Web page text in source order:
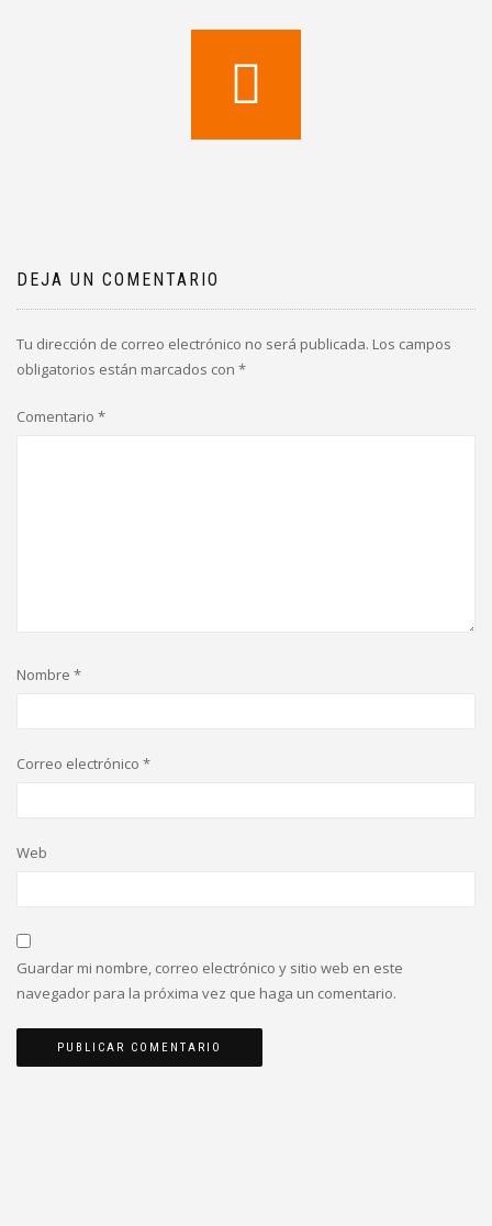
DEJA UN COMENTARIO
Tu dirección de correo electrónico no será publicada. Los campos
obligatorios están marcados con *
Comentario *
Nombre *
Correo electrónico *
Web
Guardar mi nombre, correo electrónico y sitio web en este
navegador para la próxima vez que haga un comentario.